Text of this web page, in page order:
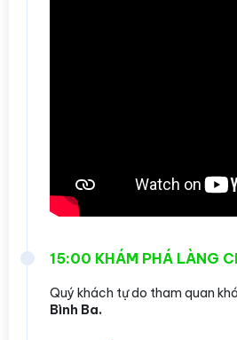
15:00 KHÁM PHÁ LÀNG
Quý khách tự do tham quan
Bình Ba.